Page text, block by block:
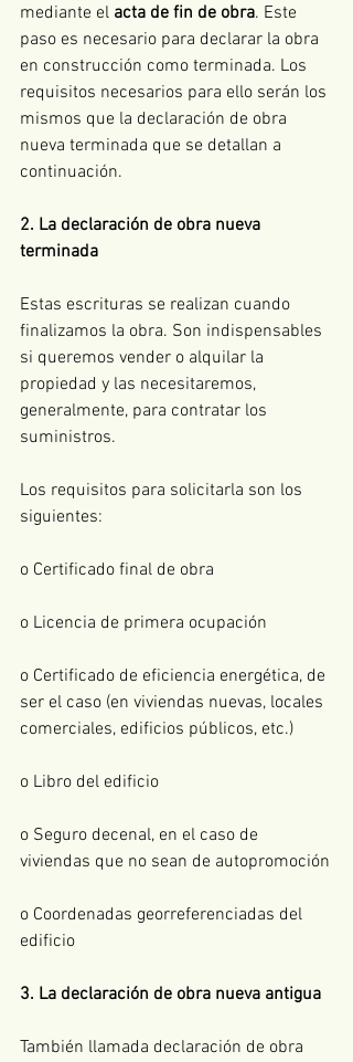
mediante el acta de fin de obra. Este
paso es necesario para declarar la obra
en construcción como terminada. Los
requisitos necesarios para ello serán los
mismos que la declaración de obra
nueva terminada que se detallan a
continuación.
2. La declaración de obra nueva
terminada
Estas escrituras se realizan cuando
finalizamos la obra. Son indispensables
si queremos vender o alquilar la
propiedad y las necesitaremos,
generalmente, para contratar los
suministros.
Los requisitos para solicitarla son los
siguientes:
o Certificado final de obra
o Licencia de primera ocupación
o Certificado de eficiencia energética, de
ser el caso (en viviendas nuevas, locales
comerciales, edificios públicos, etc.)
o Libro del edificio
o Seguro decenal, en el caso de
viviendas que no sean de autopromoción
o Coordenadas georreferenciadas del
edificio
3. La declaración de obra nueva antigua
También llamada declaración de obra